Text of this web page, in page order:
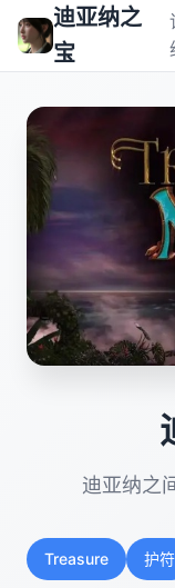
迪亚纳之
宝
迪亚纳之
Treasure 护符